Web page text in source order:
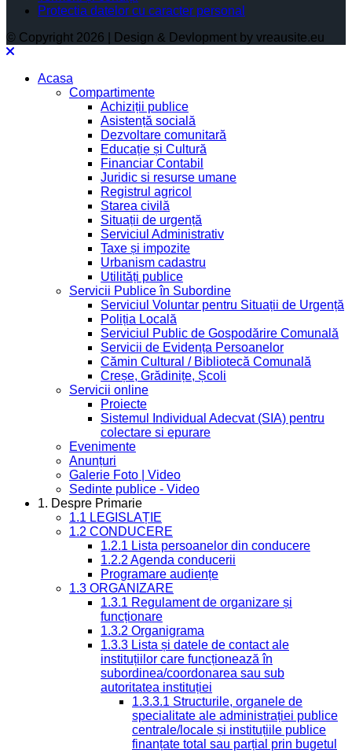
Protectia datelor cu caracter personal
© Copyright 2026 | Design & Devlopment by vreausite.eu
Acasa
Compartimente
Achiziții publice
Asistență socială
Dezvoltare comunitară
Educație și Cultură
Financiar Contabil
Juridic si resurse umane
Registrul agricol
Starea civilă
Situații de urgență
Serviciul Administrativ
Taxe și impozite
Urbanism cadastru
Utilități publice
Servicii Publice în Subordine
Serviciul Voluntar pentru Situații de Urgență
Poliția Locală
Serviciul Public de Gospodărire Comunală
Servicii de Evidența Persoanelor
Cămin Cultural / Bibliotecă Comunală
Creșe, Grădinițe, Școli
Servicii online
Proiecte
Sistemul Individual Adecvat (SIA) pentru
colectare si epurare
Evenimente
Anunțuri
Galerie Foto | Video
Sedinte publice - Video
1. Despre Primarie
1.1 LEGISLAȚIE
1.2 CONDUCERE
1.2.1 Lista persoanelor din conducere
1.2.2 Agenda conducerii
Programare audiențe
1.3 ORGANIZARE
1.3.1 Regulament de organizare și
funcționare
1.3.2 Organigrama
1.3.3 Lista și datele de contact ale
instituțiilor care funcționează în
subordinea/coordonarea sau sub
autoritatea instituției
1.3.3.1 Structurile, organele de
specialitate ale administrației publice
centrale/locale și instituțiile publice
finanțate total sau parțial prin bugetul